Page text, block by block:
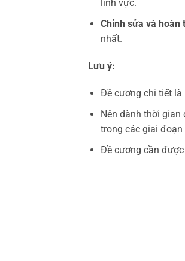
lĩnh vực.
Chỉnh sửa và hoàn
nhất.
Lưu ý:
Đề cương chi tiết là
Nên dành thời
trong các giai đoạn
Đề cương cần